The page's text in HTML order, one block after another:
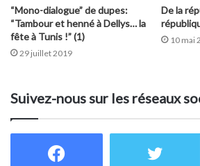
“Mono-dialogue” de dupes:
“Tambour et henné à Dellys… la
fête à Tunis !” (1)
29 juillet 2019
De la
10 mai
Suivez-nous sur les réseaux